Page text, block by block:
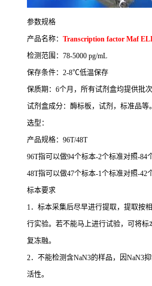
参数规格
产品名称： Transcription factor Maf
检测范围： 78-5000 pg/mL
保存条件： 2-8℃低温保存
保质期： 6个月，所有试剂盒均提供批次
试剂盒成分：酶标板，试剂，标准品等。
选型：
产品规格： 96T/48T
96T指可以做94个标本-2个标准对照-84
48T指可以做47个标本-1个标准对照-42
标本要求
1．标本采集后尽早进行提取，提取按
行实验。若不能马上进行试验，可将标
复冻融。
2．不能检测含NaN3的样品，因NaN3
活性。